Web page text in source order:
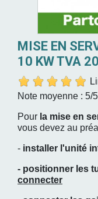
MISE EN
10 KW TVA
Note moyenne : 5/5
Pour la mise en
vous devez au
- installer l'unité
- positionner les
connecter